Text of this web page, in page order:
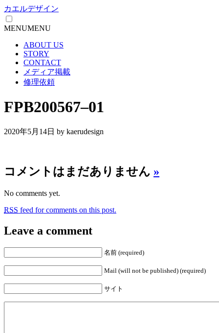
カエルデザイン
MENUMENU
ABOUT US
STORY
CONTACT
メディア掲載
修理依頼
FPB200567–01
2020年5月14日 by kaerudesign
コメントはまだありません »
No comments yet.
RSS feed for comments on this post.
Leave a comment
名前 (required)
Mail (will not be published) (required)
サイト